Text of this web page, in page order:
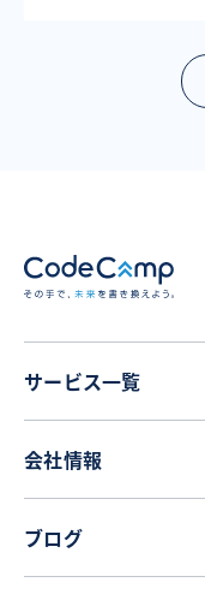
サービス一覧
会社情報
ブログ